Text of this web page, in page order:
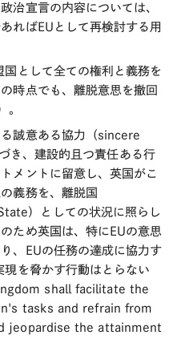
治宣言の内容については、
ればEUとして再検討する用
国として全ての権利と義務を
時点でも、離脱意思を撤回
。
誠意ある協力（sincere
き、建設的且つ責任ある行
メントに留意し、英国がこ
義務を、離脱国
）としての状況に照らし
ため英国は、特にEUの意思
、EUの任務の達成に協力す
現を脅かす行動はとらない
shall facilitate the
tasks and refrain from
jeopardise the attainment